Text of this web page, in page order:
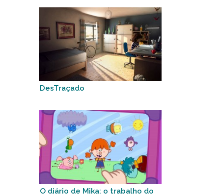
DesTraçado
O diário de Mika: o trabalho do